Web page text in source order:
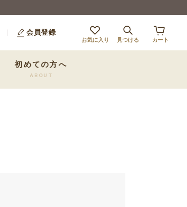
会員登録
お気に入り 見つける カート
初めての方へ
ABOUT